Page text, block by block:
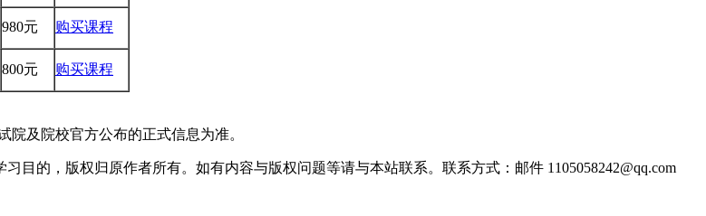
980元 购买课程
800元 购买课程
及院校官方公布的正式信息为准。
目的，版权归原作者所有。如有内容与版权问题等请与本站联系。联系方式：邮件 1105058242@qq.com